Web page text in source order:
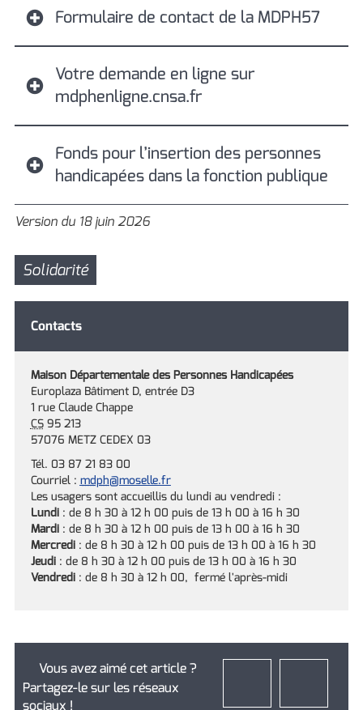
Formulaire de contact de la MDPH57
Votre demande en ligne sur
mdphenligne.cnsa.fr
Fonds pour l’insertion des personnes
handicapées dans la fonction publique
Version du 18 juin 2026
Solidarité
Contacts
Maison Départementale des Personnes Handicapées
Europlaza Bâtiment D, entrée D3
1 rue Claude Chappe
CS95 213
57076 METZ CEDEX 03
Tél. 03 87 21 83 00
Courriel : mdph@moselle.fr
Les usagers sont accueillis du lundi au vendredi :
Lundi: de 8 h 30 à 12 h 00 puis de 13 h 00 à 16 h 30
Mardi: de 8 h 30 à 12 h 00 puis de 13 h 00 à 16 h 30
Mercredi: de 8 h 30 à 12 h 00 puis de 13 h 00 à 16 h 30
Jeudi: de 8 h 30 à 12 h 00 puis de 13 h 00 à 16 h 30
Vendredi: de 8 h 30 à 12 h 00, fermé l'après-midi
Vous avez aimé cet article ?
Partagez-le sur les réseaux
sociaux !